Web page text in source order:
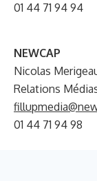
01 44 71 94 94
NEWCAP
Nicolas
Relations
01 44 71 94 98